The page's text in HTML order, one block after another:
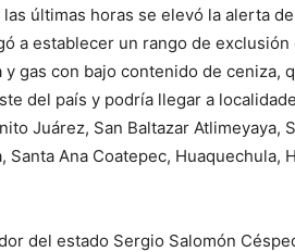
últimas horas se elevó la alerta
a establecer un rango de
gas con bajo contenido de ceniza,
del país y podría llegar a
Juárez, San Baltazar Atlimeyaya,
Santa Ana Coatepec, Huaquechula,
del estado Sergio Salomón